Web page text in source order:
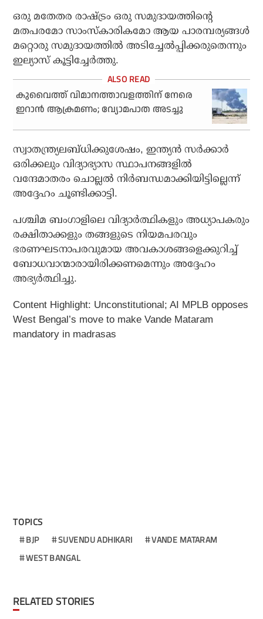
ഒരു മതേതര രാഷ്ട്രം ഒരു സമുദായത്തിന്റെ
മതപരമോ സാംസ്‌കാരികമോ ആയ പാരമ്പര്യങ്ങള്‍
മറ്റൊരു സമുദായത്തില്‍ അടിച്ചേല്‍പ്പിക്കരുതെന്നും
ഇല്യാസ് കൂട്ടിച്ചേര്‍ത്തു.
കുവൈത്ത് വിമാനത്താവളത്തിന് നേരെ
ഇറാന്‍ ആക്രമണം; വ്യോമപാത അടച്ചു
സ്വാതന്ത്ര്യലബ്ധിക്കുശേഷം, ഇന്ത്യന്‍ സര്‍ക്കാര്‍
ഒരിക്കലും വിദ്യാഭ്യാസ സ്ഥാപനങ്ങളില്‍
വന്ദേമാതരം ചൊല്ലല്‍ നിര്‍ബന്ധമാക്കിയിട്ടില്ലെന്ന്
അദ്ദേഹം ചൂണ്ടിക്കാട്ടി.
പശ്ചിമ ബംഗാളിലെ വിദ്യാര്‍ത്ഥികളും അധ്യാപകരും
രക്ഷിതാക്കളും തങ്ങളുടെ നിയമപരവും
ഭരണഘടനാപരവുമായ അവകാശങ്ങളെക്കുറിച്ച്
ബോധവാന്മാരായിരിക്കണമെന്നും അദ്ദേഹം
അഭ്യര്‍ത്ഥിച്ചു.
Content Highlight: Unconstitutional; AI MPLB opposes
West Bengal’s move to make Vande Mataram
mandatory in madrasas
TOPICS
BJP SUVENDU ADHIKARI
VANDE MATARAM
WEST BANGAL
RELATED STORIES